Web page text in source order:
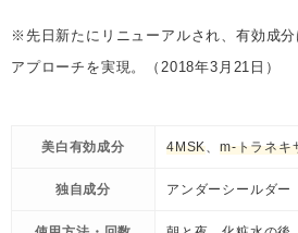
※先日新たにリニューアルされ、有効成
アプローチを実現。（2018年3月21日）
美白有効成分 4MSK、m-トラネキ
独自成分 アンダーシールダー